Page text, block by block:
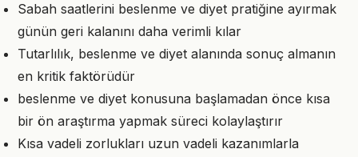
Sabah saatlerini beslenme ve diyet pratiğine ayırmak
günün geri kalanını daha verimli kılar
Tutarlılık, beslenme ve diyet alanında sonuç almanın
en kritik faktörüdür
beslenme ve diyet konusuna başlamadan önce kısa
bir ön araştırma yapmak süreci kolaylaştırır
Kısa vadeli zorlukları uzun vadeli kazanımlarla